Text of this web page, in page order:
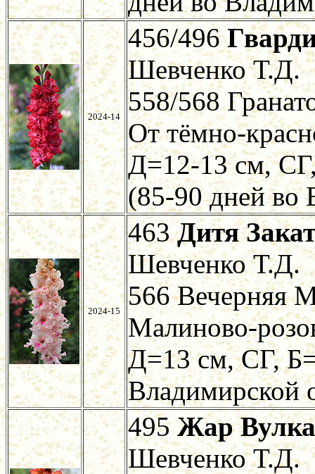
2024-14
456/496
Шевченко Т.Д.
558/568
От тёмно-
Д=12-13 см,
(85-90 дней во
2024-15
463Дитя
Шевченко Т.Д.
566 Вечерняя
Малиново-
Д=13 см, СГ,
Владимирской
495Жар
Шевченко Т.Д.